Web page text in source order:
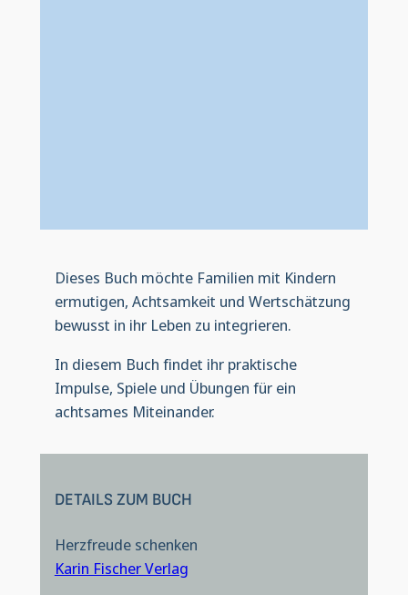
Dieses Buch möchte Familien mit Kindern
ermutigen, Achtsamkeit und Wertschätzung
bewusst in ihr Leben zu integrieren.
In diesem Buch findet ihr praktische
Impulse, Spiele und Übungen für ein
achtsames Miteinander.
DETAILS ZUM BUCH
Herzfreude schenken
Karin Fischer Verlag